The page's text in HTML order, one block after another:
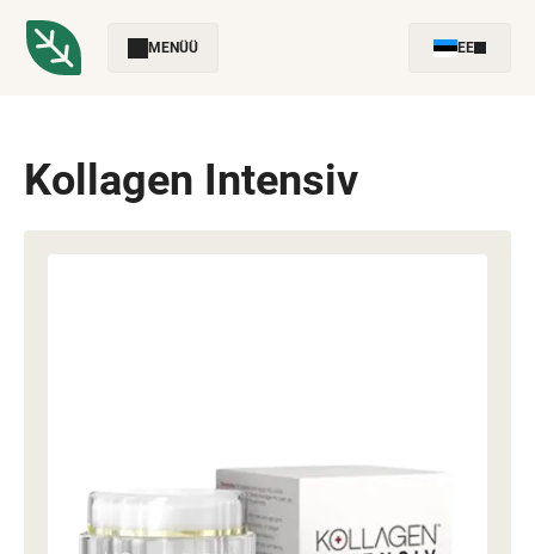
MENÜÜ EE
Kollagen Intensiv